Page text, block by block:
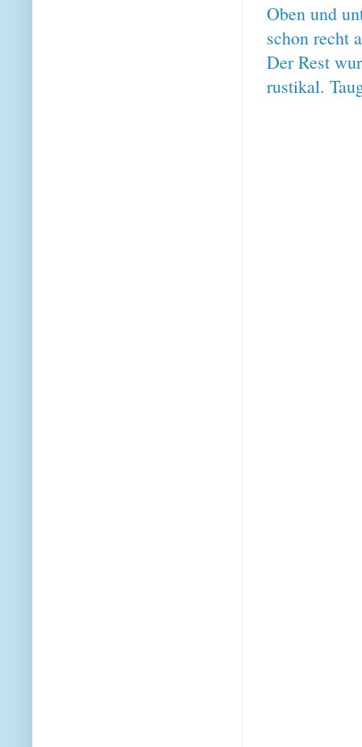
Oben und
schon recht
Der Rest
rustikal.